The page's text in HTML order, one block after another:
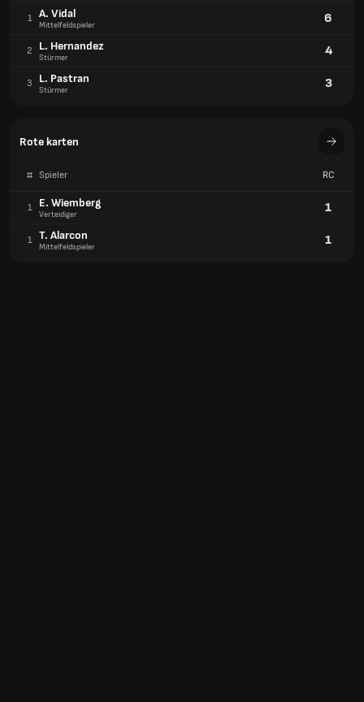
1 A. Vidal
Mittelfeldspieler 6
2 L. Hernandez
Stürmer 4
3 L. Pastran
Stürmer 3
Rote karten
# Spieler RC
1 E. Wiemberg
Verteidiger 1
1 T. Alarcon
Mittelfeldspieler 1